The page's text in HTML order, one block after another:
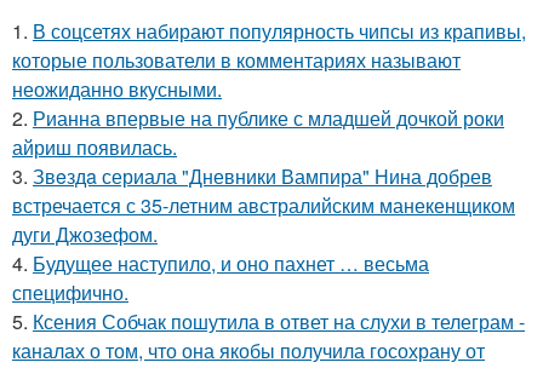
1. В соцсетях набирают популярность чипсы из крапивы,
которые пользователи в комментариях называют
неожиданно вкусными.
2. Рианна впервые на публике с младшей дочкой роки
айриш появилась.
3. Звeздa сериала "Дневники Вампира" Нина добрев
встречается с 35-летним австралийским манекенщиком
дуги Джозефом.
4. Будущее наступило, и оно пахнет … весьма
специфично.
5. Ксения Собчак пошутила в ответ на слухи в телеграм -
каналах о том, что она якобы получила госохрану от